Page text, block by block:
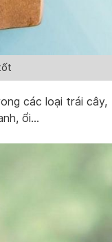
các loại trái cây,
ổi…